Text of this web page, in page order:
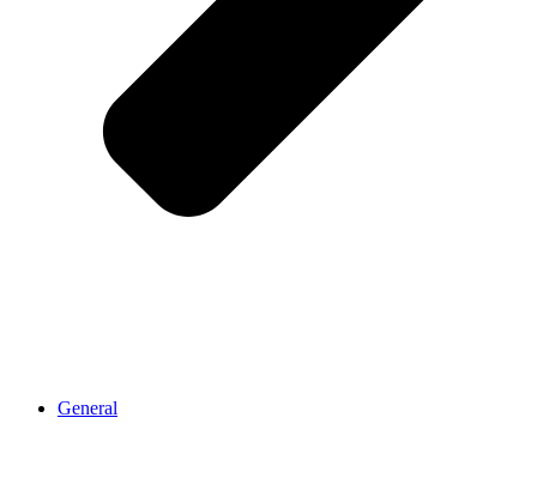
General